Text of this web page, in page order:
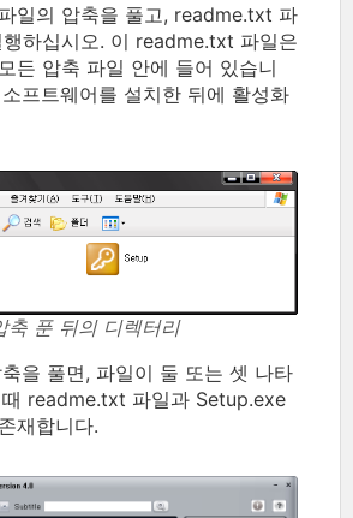
일의 압축을 풀고, readme.txt 파
하십시오. 이 readme.txt 파일은
든 압축 파일 안에 들어 있습니
프트웨어를 설치한 뒤에 활성화
축 푼 뒤의 디렉터리
을 풀면, 파일이 둘 또는 셋 나타
때 readme.txt 파일과 Setup.exe
재합니다.